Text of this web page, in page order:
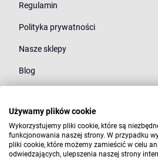
Regulamin
Polityka prywatności
Nasze sklepy
Blog
Młodzież
Styl
Używamy plików cookie
Wykorzystujemy pliki cookie, które są
funkcjonowania naszej strony. W przypadku
pliki cookie, które możemy zamieścić w celu
odwiedzających, ulepszenia naszej strony